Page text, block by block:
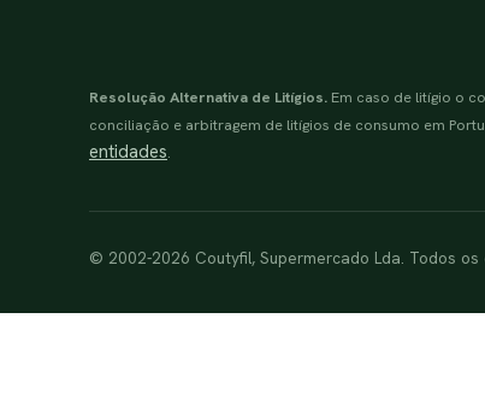
Resolução Alternativa de Litígios. Em caso de litígio o
conciliação e arbitragem de litígios de consumo em
entidades.
© 2002-2026 Coutyfil, Supermercado Lda. Todos